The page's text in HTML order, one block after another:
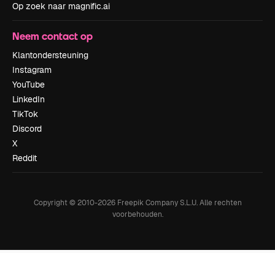
Op zoek naar magnific.ai
Neem contact op
Klantondersteuning
Instagram
YouTube
LinkedIn
TikTok
Discord
X
Reddit
Copyright © 2010-2026Freepik Company S.L.U. Alle rechten
voorbehouden.